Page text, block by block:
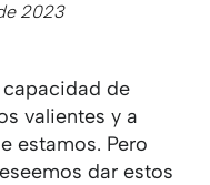
2023
de
valientes y a
estamos. Pero
dar estos